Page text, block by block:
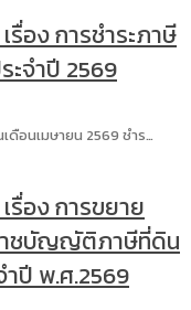
อง การชำระภาษี
จำปี 2569
ดือนเมษายน 2569 ชำร…
รื่อง การขยาย
าชบัญญัติภาษีที่ดิน
ำปี พ.ศ.2569